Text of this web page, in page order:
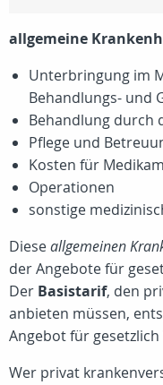
allgemeine
Unterbringung im
Behandlungs- und
Behandlung durch
Pflege und
Kosten für
Operationen
sonstige
Dieseallgemeinen
der Angebote für
Der Basistarif, den
anbieten müssen,
Angebot für
Wer privat